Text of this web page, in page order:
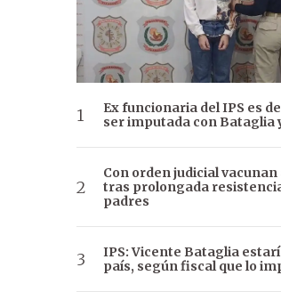
Ex funcionaria del IPS es
ser imputada con Bataglia
Con orden judicial
tras prolongada
padres
IPS: Vicente Bataglia
país, según fiscal que lo